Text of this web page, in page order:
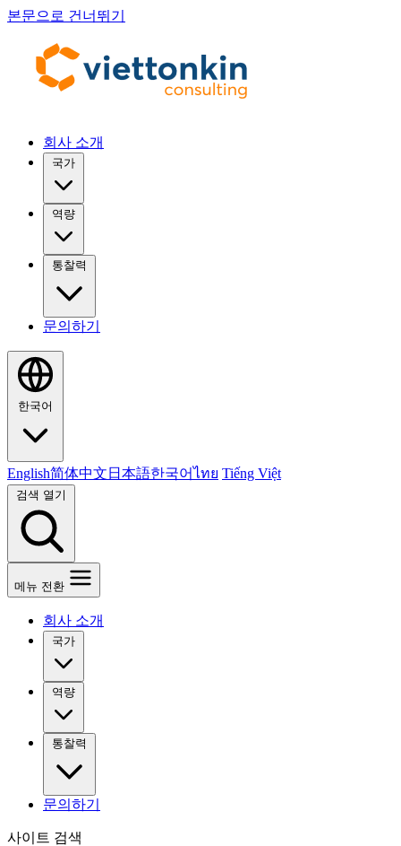
본문으로 건너뛰기
회사 소개
국가
역량
통찰력
문의하기
한국어
English简体中文 日本語한국어ไทย Tiếng Việt
검색 열기
메뉴 전환
회사 소개
국가
역량
통찰력
문의하기
사이트 검색